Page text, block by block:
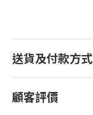
送貨及付款方式
顧客評價